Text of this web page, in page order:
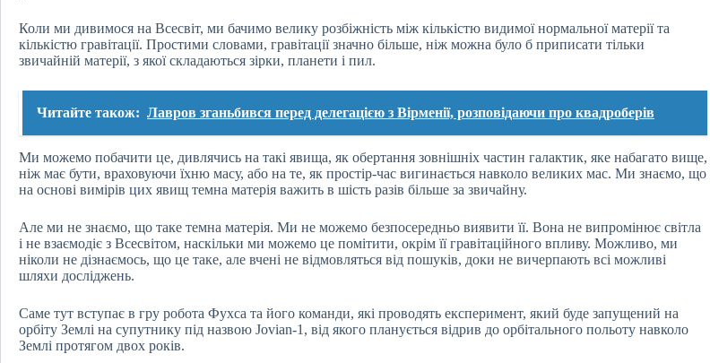
Коли ми дивимося на Всесвіт, ми бачимо велику розбіжність між кількістю видимої нормальної матерії та
кількістю гравітації. Простими словами, гравітації значно більше, ніж можна було б приписати тільки
звичайній матерії, з якої складаються зірки, планети і пил.
Читайте також: Лавров зганьбився перед делегацією з Вірменії, розповідаючи про квадроберів
Ми можемо побачити це, дивлячись на такі явища, як обертання зовнішніх частин галактик, яке набагато вище,
ніж має бути, враховуючи їхню масу, або на те, як простір-час вигинається навколо великих мас. Ми знаємо, що
на основі вимірів цих явищ темна матерія важить в шість разів більше за звичайну.
Але ми не знаємо, що таке темна матерія. Ми не можемо безпосередньо виявити її. Вона не випромінює світла
і не взаємодіє з Всесвітом, наскільки ми можемо це помітити, окрім її гравітаційного впливу. Можливо, ми
ніколи не дізнаємось, що це таке, але вчені не відмовляться від пошуків, доки не вичерпають всі можливі
шляхи досліджень.
Саме тут вступає в гру робота Фухса та його команди, які проводять експеримент, який буде запущений на
орбіту Землі на супутнику під назвою Jovian-1, від якого планується відрив до орбітального польоту навколо
Землі протягом двох років.